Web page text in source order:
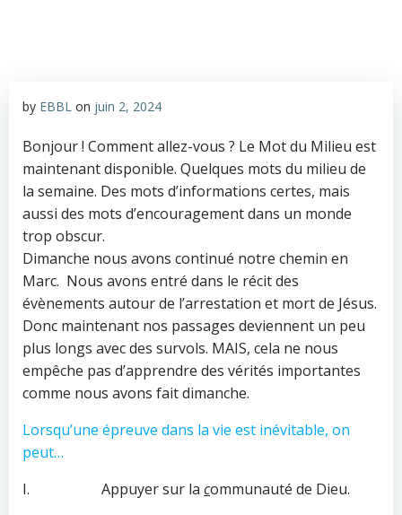
by EBBL on juin 2, 2024
Bonjour ! Comment allez-vous ? Le Mot du Milieu est
maintenant disponible. Quelques mots du milieu de
la semaine. Des mots d’informations certes, mais
aussi des mots d’encouragement dans un monde
trop obscur.
Dimanche nous avons continué notre chemin en
Marc. Nous avons entré dans le récit des
évènements autour de l’arrestation et mort de Jésus.
Donc maintenant nos passages deviennent un peu
plus longs avec des survols. MAIS, cela ne nous
empêche pas d’apprendre des vérités importantes
comme nous avons fait dimanche.
Lorsqu’une épreuve dans la vie est inévitable, on
peut…
I. Appuyer sur la communauté de Dieu.